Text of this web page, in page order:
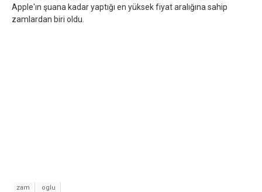
Apple'ın şuana kadar yaptığı en yüksek fiyat aralığına sahip
zamlardan biri oldu.
zam oglu